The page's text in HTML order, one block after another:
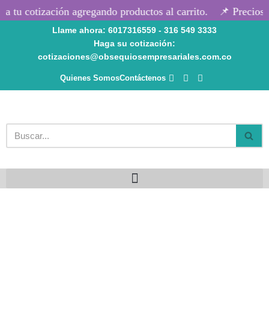
contenido
tu cotización agregando productos al carrito. 📌 Precios
Llame ahora: 6017316559 - 316 549 3333
Haga su cotización:
cotizaciones@obsequiosempresariales.com.co
Quienes SomosContáctenos